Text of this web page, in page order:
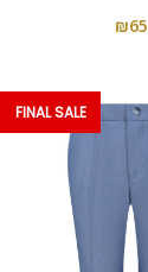
₪65
FINAL SALE